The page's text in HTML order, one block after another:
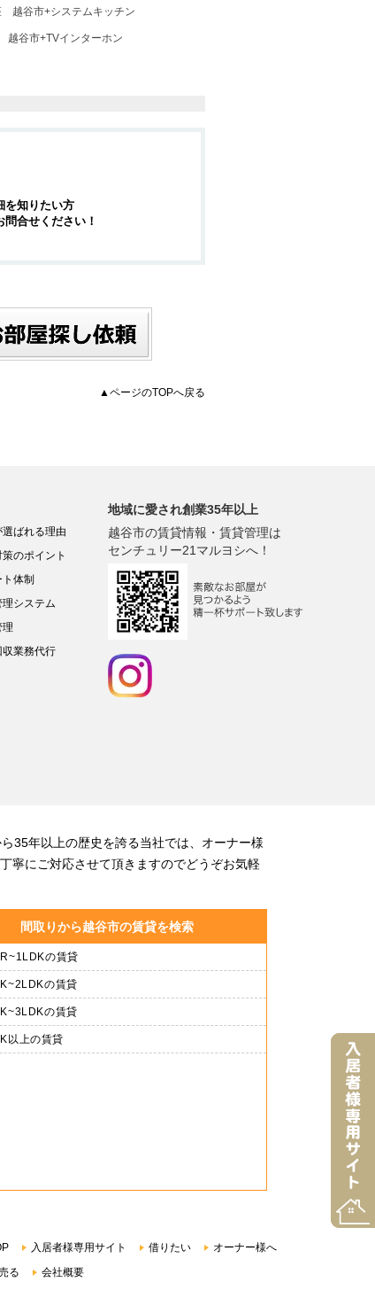
越谷市+システムキッチン
越谷市+TVインターホン
を知りたい方
合せください！
▲ページのTOPへ戻る
選ばれる理由
策のポイント
体制
システム
理
収業務代行
地域に愛され創業35年以上
越谷市の賃貸情報・賃貸管理は
センチュリー21マルヨシへ！
35年以上の歴史を誇る当社では、オーナー様
寧にご対応させて頂きますのでどうぞお気軽
間取りから越谷市の賃貸を検索
の賃貸
の賃貸
の賃貸
以上の賃貸
入居者様専用サイト 借りたい
オーナー様へ
る
会社概要